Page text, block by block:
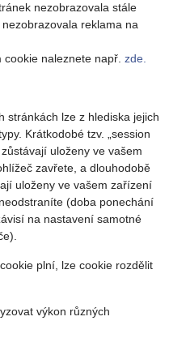
nezobrazovala stále
reklama na
naleznete např. zde.
stránkách lze z hlediska jejich
Krátkodobé tzv. „session
uloženy ve vašem
zavřete, a dlouhodobě
uloženy ve vašem zařízení
(doba ponechání
na nastavení samotné
plní, lze cookie rozdělit
výkon různých